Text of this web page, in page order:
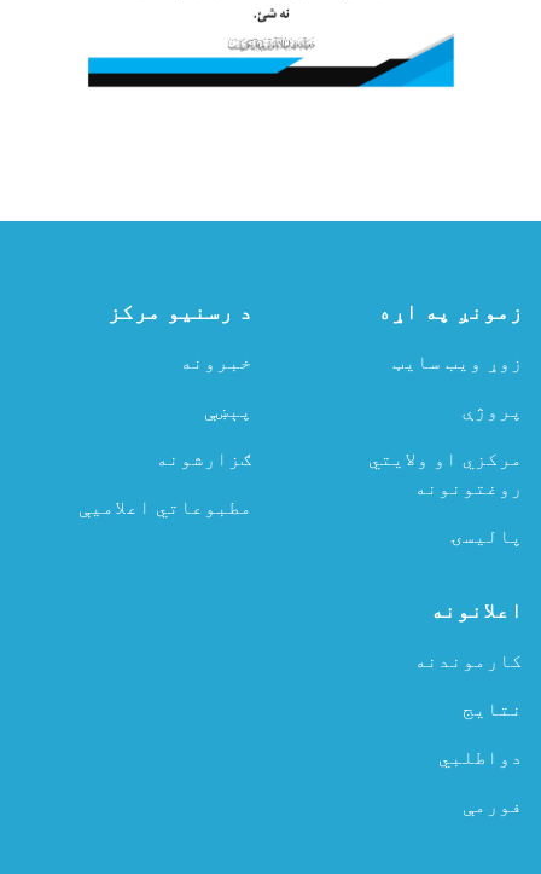
زمونږ په اړه
زوړ ویب سایټ
پروژې
مرکزي او ولایتي
روغتونونه
پالیسۍ
د رسنیو مرکز
خبرونه
پېښې
ګزارشونه
مطبوعاتي اعلامیې
اعلانونه
کارموندنه
نتایج
دواطلبي
فورمې